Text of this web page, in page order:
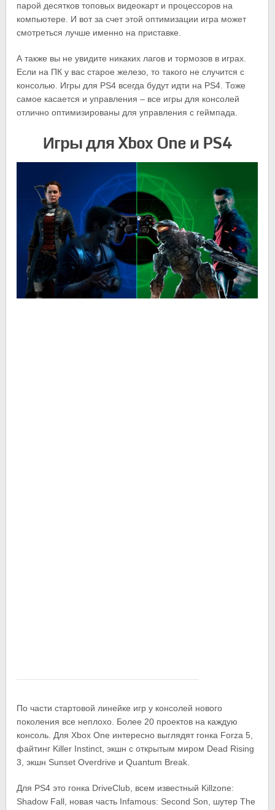
парой десятков топовых видеокарт и процессоров на
компьютере. И вот за счет этой оптимизации игра может
смотреться лучше именно на приставке.
А также вы не увидите никаких лагов и тормозов в играх.
Если на ПК у вас старое железо, то такого не случится с
консолью. Игры для PS4 всегда будут идти на PS4. Тоже
самое касается и управления – все игры для консолей
отлично оптимизированы для управления с геймпада.
Игры для Xbox One и PS4
По части стартовой линейке игр у консолей нового
поколения все неплохо. Более 20 проектов на каждую
консоль. Для Xbox One интересно выглядят гонка Forza 5,
файтинг Killer Instinct, экшн с открытым миром Dead Rising
3, экшн Sunset Overdrive и Quantum Break.
Для PS4 это гонка DriveClub, всем известный Killzone:
Shadow Fall, новая часть Infamous: Second Son, шутер The